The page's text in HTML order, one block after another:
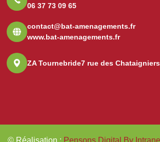
06 37 73 09 65
contact@bat-amenagements.fr
www.bat-amenagements.fr
ZA Tournebride7 rue des Chataigniers
© Réalisation : Pensons Digital By